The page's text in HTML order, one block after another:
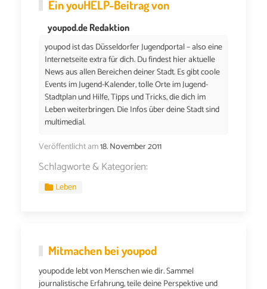
EinyouHELP-Beitrag von
youpod.de Redaktion
youpod ist das Düsseldorfer Jugendportal – also eine
Internetseite extra für dich. Du findest hier aktuelle
News aus allen Bereichen deiner Stadt. Es gibt coole
Events im Jugend-Kalender, tolle Orte im Jugend-
Stadtplan und Hilfe, Tipps und Tricks, die dich im
Leben weiterbringen. Die Infos über deine Stadt sind
multimedial.
Veröffentlicht am18. November 2011
Schlagworte & Kategorien:
Leben
Mitmachen bei youpod
youpod.de lebt von Menschen wie dir. Sammel
journalistische Erfahrung, teile deine Perspektive und